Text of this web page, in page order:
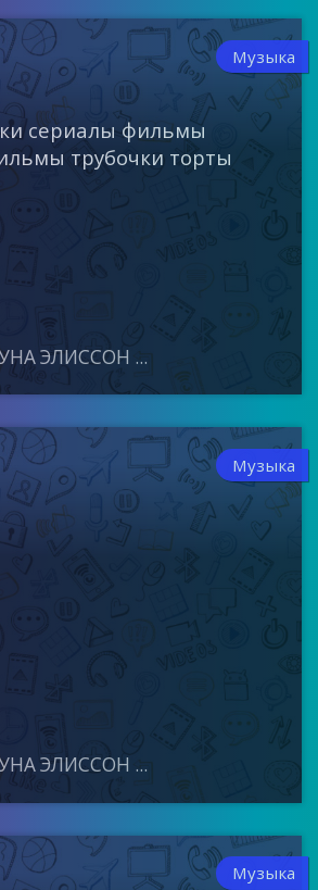
Музыка
сериалы фильмы
трубочки торты
ЭЛИССОН ...
Музыка
ЭЛИССОН ...
Музыка